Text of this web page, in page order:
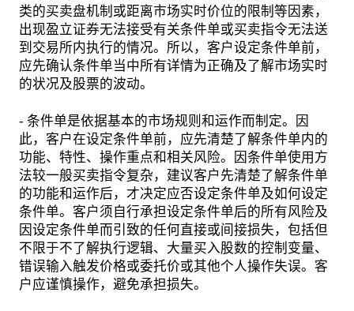
类的买卖盘机制或距离市场实时价位的限制等因素，
出现盈立证券无法接受有关条件单或买卖指令无法送
到交易所内执行的情况。所以，客户设定条件单前，
应先确认条件单当中所有详情为正确及了解市场实时
的状况及股票的波动。
- 条件单是依据基本的市场规则和运作而制定。因
此，客户在设定条件单前，应先清楚了解条件单内的
功能、特性、操作重点和相关风险。因条件单使用方
法较一般买卖指令复杂，建议客户先清楚了解条件单
的功能和运作后，才决定应否设定条件单及如何设定
条件单。客户须自行承担设定条件单后的所有风险及
因设定条件单而引致的任何直接或间接损失，包括但
不限于不了解执行逻辑、大量买入股数的控制变量、
错误输入触发价格或委托价或其他个人操作失误。客
户应谨慎操作，避免承担损失。